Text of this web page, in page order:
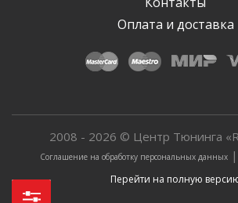
Оплата и доставка
2008 - 2026 © Центр Тюнинга
Соглашение на обработку персональных данных|
Перейти на полную